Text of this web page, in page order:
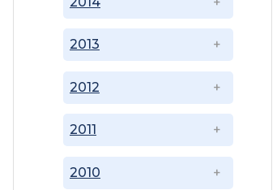
2010
2011
2012
2013